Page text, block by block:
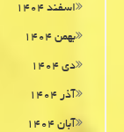
اسفند ۱۴۰۴
بهمن ۱۴۰۴
دی ۱۴۰۴
آذر ۱۴۰۴
آبان ۱۴۰۴